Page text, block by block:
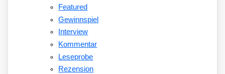
Featured
Gewinnspiel
Interview
Kommentar
Leseprobe
Rezension